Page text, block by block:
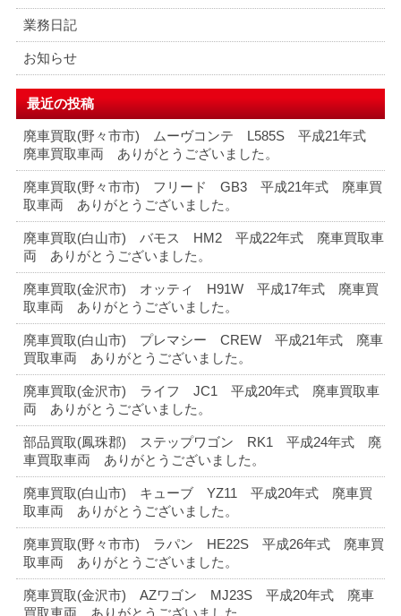
業務日記
お知らせ
最近の投稿
廃車買取(野々市市) ムーヴコンテ L585S 平成21年式
廃車買取車両 ありがとうございました。
廃車買取(野々市市) フリード GB3 平成21年式 廃車買
取車両 ありがとうございました。
廃車買取(白山市) バモス HM2 平成22年式 廃車買取車
両 ありがとうございました。
廃車買取(金沢市) オッティ H91W 平成17年式 廃車買
取車両 ありがとうございました。
廃車買取(白山市) プレマシー CREW 平成21年式 廃車
買取車両 ありがとうございました。
廃車買取(金沢市) ライフ JC1 平成20年式 廃車買取車
両 ありがとうございました。
部品買取(鳳珠郡) ステップワゴン RK1 平成24年式 廃
車買取車両 ありがとうございました。
廃車買取(白山市) キューブ YZ11 平成20年式 廃車買
取車両 ありがとうございました。
廃車買取(野々市市) ラパン HE22S 平成26年式 廃車買
取車両 ありがとうございました。
廃車買取(金沢市) AZワゴン MJ23S 平成20年式 廃車
買取車両 ありがとうございました。